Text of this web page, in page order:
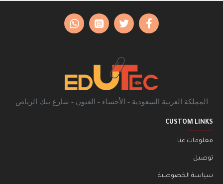
المملكة العربية السعودية - الأحساء - العيون - شارع بنك الرياض
CUSTOM LINKS
معلومات عنا
توصيل
سياسة الخصوصية